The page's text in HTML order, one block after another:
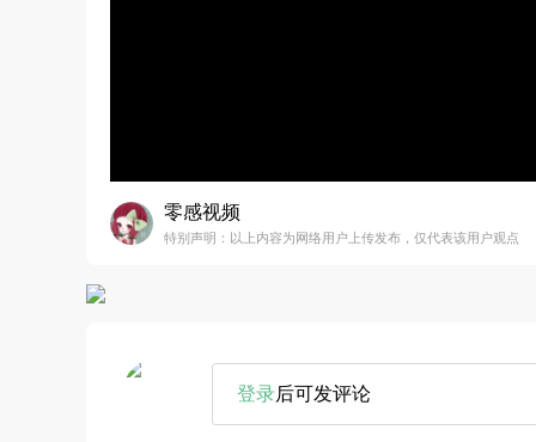
零感视频
特别声明：以上内容为网络用户上传发布，仅代表该用户观点
登录后可发评论